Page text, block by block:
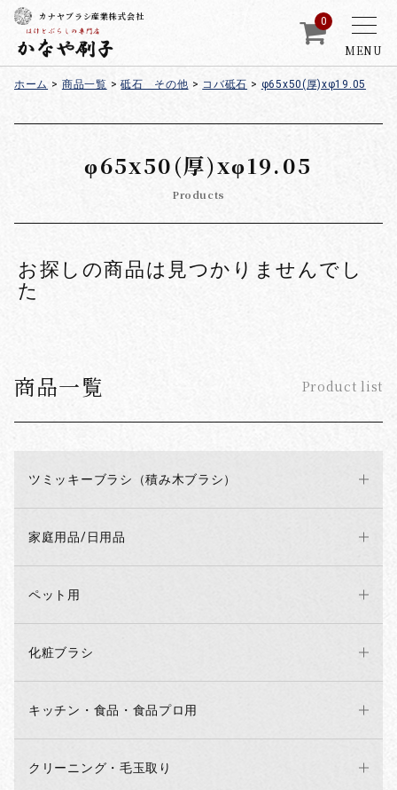
MENU
カナヤブラシ産業株式会社 0
ホーム > 商品一覧 > 砥石 その他 > コバ砥石 > φ65x50(厚)xφ19.05
商品一覧 Product list
ツミッキーブラシ（積み木ブラシ）
家庭用品/日用品
ペット用
化粧ブラシ
キッチン・食品・食品プロ用
クリーニング・毛玉取り
φ65x50(厚)xφ19.05
Products
お探しの商品は見つかりませんでし
た